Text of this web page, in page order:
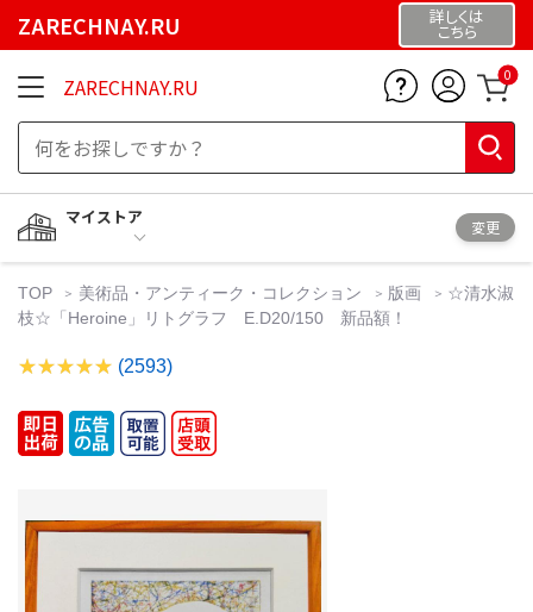
ZARECHNAY.RU 詳しくは
こちら
ZARECHNAY.RU 0
マイストア
変更
TOP 美術品・アンティーク・コレクション 版画
☆清水淑
枝☆「Heroine」リトグラフ E.D20/150 新品額！
(2593)